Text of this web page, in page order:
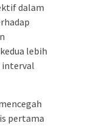
dalam
lebih
interval
pertama